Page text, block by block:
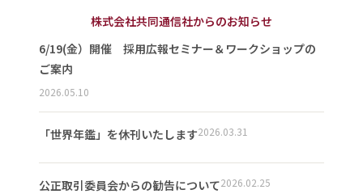
株式会社共同通信社からのお知らせ
6/19(金）開催 採用広報セミナー＆ワークショップの
ご案内
2026.05.10
「世界年鑑」を休刊いたします2026.03.31
公正取引委員会からの勧告について2026.02.25